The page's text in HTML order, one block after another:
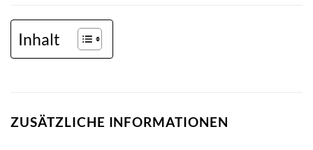
Inhalt
ZUSÄTZLICHE INFORMATIONEN